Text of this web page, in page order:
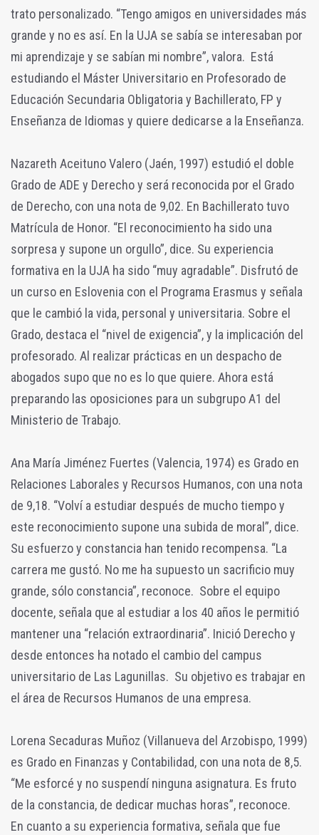
trato personalizado. “Tengo amigos en universidades más
grande y no es así. En la UJA se sabía se interesaban por
mi aprendizaje y se sabían mi nombre”, valora. Está
estudiando el Máster Universitario en Profesorado de
Educación Secundaria Obligatoria y Bachillerato, FP y
Enseñanza de Idiomas y quiere dedicarse a la Enseñanza.
Nazareth Aceituno Valero (Jaén, 1997) estudió el doble
Grado de ADE y Derecho y será reconocida por el Grado
de Derecho, con una nota de 9,02. En Bachillerato tuvo
Matrícula de Honor. “El reconocimiento ha sido una
sorpresa y supone un orgullo”, dice. Su experiencia
formativa en la UJA ha sido “muy agradable”. Disfrutó de
un curso en Eslovenia con el Programa Erasmus y señala
que le cambió la vida, personal y universitaria. Sobre el
Grado, destaca el “nivel de exigencia”, y la implicación del
profesorado. Al realizar prácticas en un despacho de
abogados supo que no es lo que quiere. Ahora está
preparando las oposiciones para un subgrupo A1 del
Ministerio de Trabajo.
Ana María Jiménez Fuertes (Valencia, 1974) es Grado en
Relaciones Laborales y Recursos Humanos, con una nota
de 9,18. “Volví a estudiar después de mucho tiempo y
este reconocimiento supone una subida de moral”, dice.
Su esfuerzo y constancia han tenido recompensa. “La
carrera me gustó. No me ha supuesto un sacrificio muy
grande, sólo constancia”, reconoce. Sobre el equipo
docente, señala que al estudiar a los 40 años le permitió
mantener una “relación extraordinaria”. Inició Derecho y
desde entonces ha notado el cambio del campus
universitario de Las Lagunillas. Su objetivo es trabajar en
el área de Recursos Humanos de una empresa.
Lorena Secaduras Muñoz (Villanueva del Arzobispo, 1999)
es Grado en Finanzas y Contabilidad, con una nota de 8,5.
“Me esforcé y no suspendí ninguna asignatura. Es fruto
de la constancia, de dedicar muchas horas”, reconoce.
En cuanto a su experiencia formativa, señala que fue